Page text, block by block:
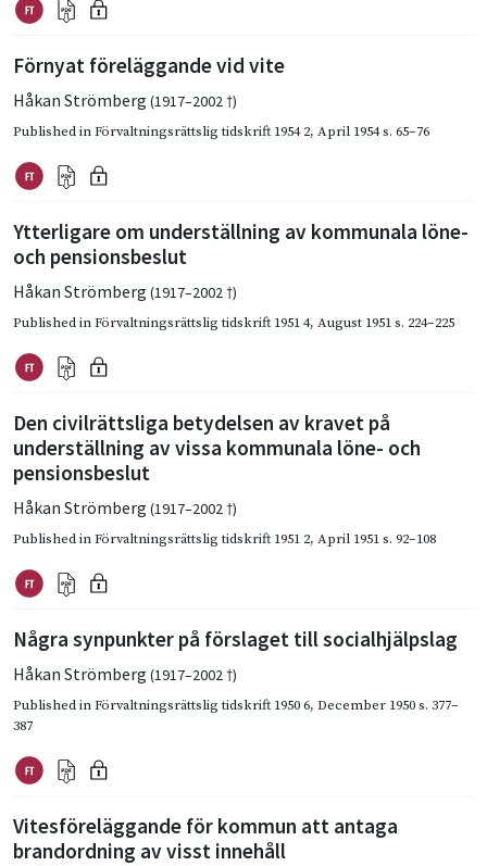
Förnyat föreläggande vid vite
Håkan Strömberg (1917–2002 †)
Published inFörvaltningsrättslig tidskrift 1954 2, April 1954s. 65–76
Ytterligare om underställning av kommunala löne-
och pensionsbeslut
Håkan Strömberg (1917–2002 †)
Published inFörvaltningsrättslig tidskrift 1951 4, August 1951s. 224–225
Den civilrättsliga betydelsen av kravet på
underställning av vissa kommunala löne- och
pensionsbeslut
Håkan Strömberg (1917–2002 †)
Published inFörvaltningsrättslig tidskrift 1951 2, April 1951s. 92–108
Några synpunkter på förslaget till socialhjälpslag
Håkan Strömberg (1917–2002 †)
Published inFörvaltningsrättslig tidskrift 1950 6, December 1950s. 377–
387
Vitesföreläggande för kommun att antaga
brandordning av visst innehåll